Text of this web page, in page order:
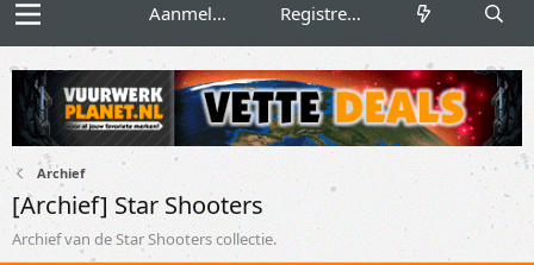
Aanmelden Registreren
Archief
[Archief] Star Shooters
Archief van de Star Shooters collectie.